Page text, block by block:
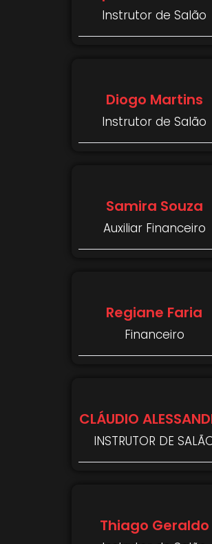
Instrutor de Salão
Diogo Martins
Instrutor de Salão
Samira Souza
Auxiliar Financeiro
Regiane Faria
Financeiro
CLÁUDIO
INSTRUTOR DE
Thiago Geraldo